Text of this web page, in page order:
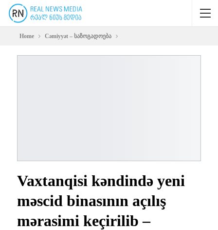
Home Cəmiyyət – საზოგადოება
Vaxtanqisi kəndində yeni
məscid binasının açılış
mərasimi keçirilib –